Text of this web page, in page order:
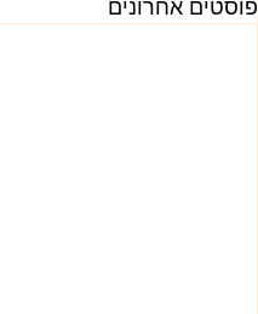
פוסטים אחרונים